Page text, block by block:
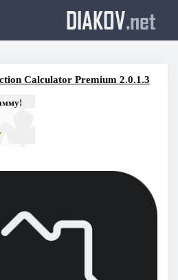
DIAKOV.net
Calculator Premium 2.0.1.3